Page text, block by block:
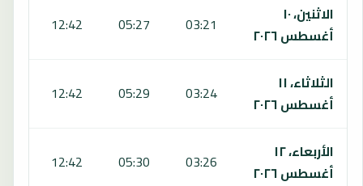
الاثنين، ١٠
أغسطس ٢٠٢٦
03:21
05:27
12:42
الثلاثاء، ١١
أغسطس ٢٠٢٦
03:24
05:29
12:42
الأربعاء، ١٢
أغسطس ٢٠٢٦
03:26
05:30
12:42